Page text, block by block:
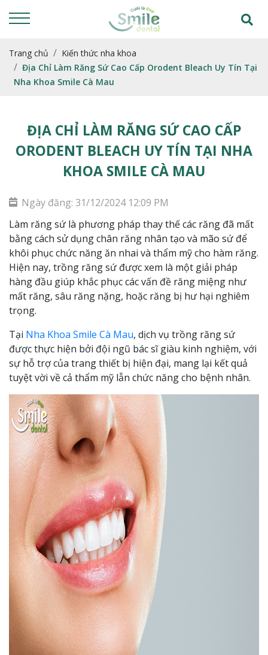
Trang chủ
Kiến thức nha khoa
Địa Chỉ Làm Răng Sứ Cao Cấp Orodent Bleach Uy Tín Tại
Nha Khoa Smile Cà Mau
ĐỊA CHỈ LÀM RĂNG SỨ CAO CẤP
ORODENT BLEACH UY TÍN TẠI NHA
KHOA SMILE CÀ MAU
Ngày đăng: 31/12/2024 12:09 PM
Làm răng sứ là phương pháp thay thế các răng đã mất
bằng cách sử dụng chân răng nhân tạo và mão sứ để
khôi phục chức năng ăn nhai và thẩm mỹ cho hàm răng.
Hiện nay, trồng răng sứ được xem là một giải pháp
hàng đầu giúp khắc phục các vấn đề răng miệng như
mất răng, sâu răng nặng, hoặc răng bị hư hại nghiêm
trọng.
Tại Nha Khoa Smile Cà Mau, dịch vụ trồng răng sứ
được thực hiện bởi đội ngũ bác sĩ giàu kinh nghiệm, với
sự hỗ trợ của trang thiết bị hiện đại, mang lại kết quả
tuyệt vời về cả thẩm mỹ lẫn chức năng cho bệnh nhân.